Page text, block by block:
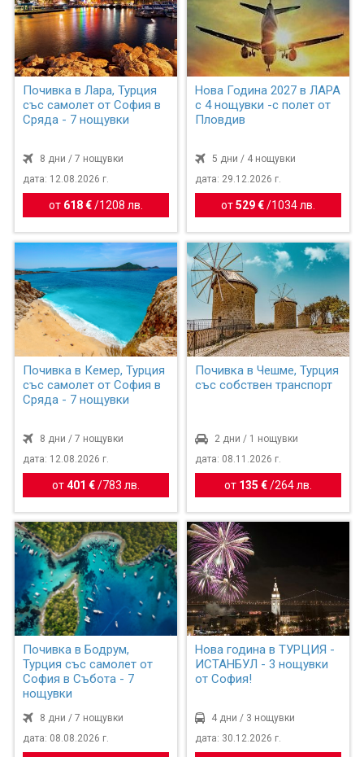
Почивка в Лара, Турция
със самолет от София в
Сряда - 7 нощувки
8 дни / 7 нощувки
дата: 12.08.2026 г.
от 618 € / 1208 лв.
Нова Година 2027 в ЛАРА
с 4 нощувки -с полет от
Пловдив
5 дни / 4 нощувки
дата: 29.12.2026 г.
от529 €/ 1034 лв.
Почивка в Кемер, Турция
със самолет от София в
Сряда - 7 нощувки
8 дни / 7 нощувки
дата: 12.08.2026 г.
от401 € / 783 лв.
Почивка в Чешме, Турция
със собствен транспорт
2 дни / 1 нощувки
дата: 08.11.2026 г.
от 135 €/264 лв.
Почивка в Бодрум,
Турция със самолет от
София в Събота - 7
нощувки
8 дни / 7 нощувки
дата: 08.08.2026 г.
Нова година в ТУРЦИЯ -
ИСТАНБУЛ - 3 нощувки
от София!
4 дни / 3 нощувки
дата: 30.12.2026 г.